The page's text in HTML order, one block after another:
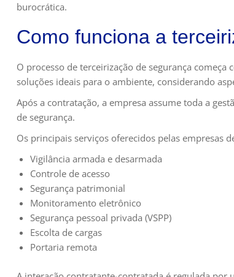
burocrática.
Como funciona a
O processo de terceirização de segurança
soluções ideais para o ambiente, considerando
Após a contratação, a empresa assume toda a
de segurança.
Os principais serviços oferecidos pelas empresas
Vigilância armada e desarmada
Controle de acesso
Segurança patrimonial
Monitoramento eletrônico
Segurança pessoal privada (VSPP)
Escolta de cargas
Portaria remota